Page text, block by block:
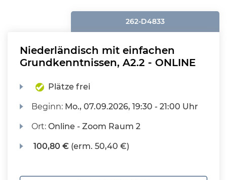
262-D4833
Niederländisch mit einfachen
Grundkenntnissen, A2.2 - ONLINE
Plätze frei
Beginn: Mo., 07.09.2026, 19:30 - 21:00 Uhr
Ort:Online - Zoom Raum 2
100,80 € (erm. 50,40 €)